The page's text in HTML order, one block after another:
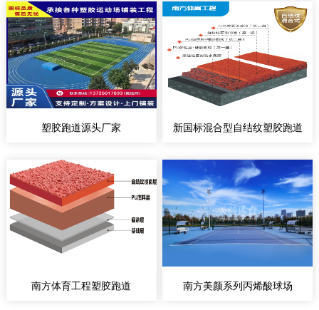
塑胶跑道源头厂家 新国标混合型自结纹塑胶跑道
南方体育工程塑胶跑道 南方美颜系列丙烯酸球场